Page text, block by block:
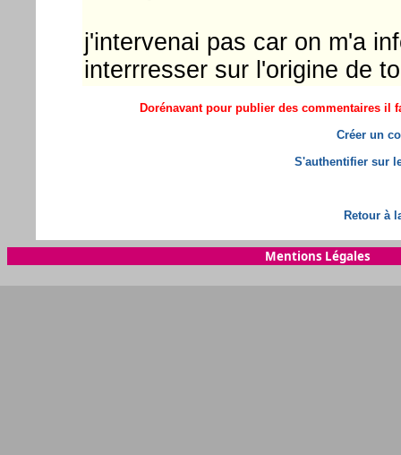
j'intervenai pas car on m'a
interrresser sur l'origine de
Dorénavant pour publier des commentaires il
Créer un
S'authentifier sur
Retour à
Mentions Légales